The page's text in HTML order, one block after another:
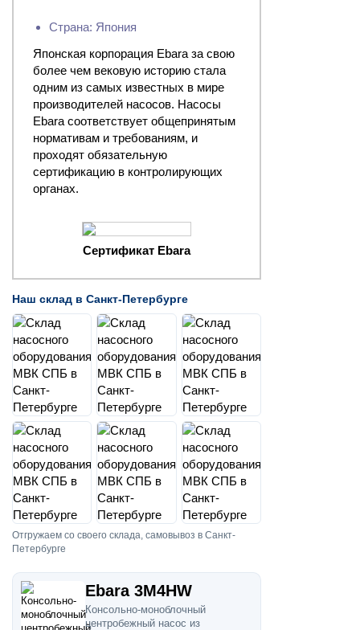
Страна: Япония
Японская корпорация Ebara за свою
более чем вековую историю стала
одним из самых известных в мире
производителей насосов. Насосы
Ebara соответствует общепринятым
нормативам и требованиям, и
проходят обязательную
сертификацию в контролирующих
органах.
Сертификат Ebara
Наш склад в Санкт-Петербурге
Отгружаем со своего склада, самовывоз в Санкт-
Петербурге
Ebara 3M4HW
Консольно-моноблочный
центробежный насос из